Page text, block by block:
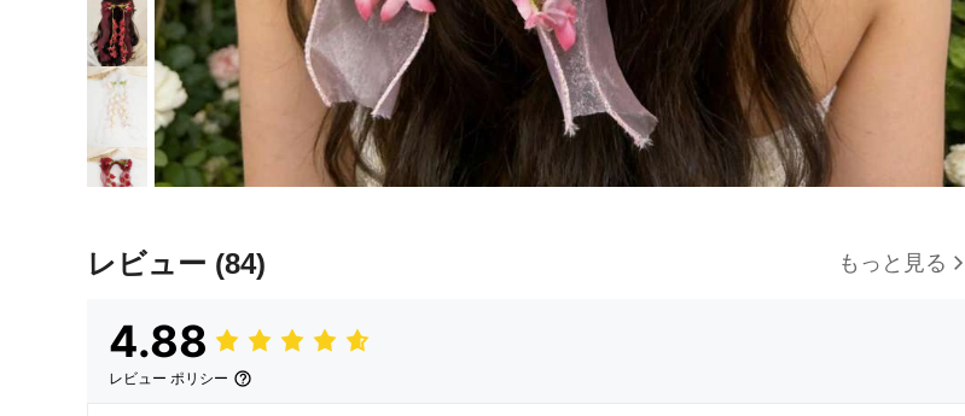
レビュー (84) もっと見る
4.88
レビュー ポリシー